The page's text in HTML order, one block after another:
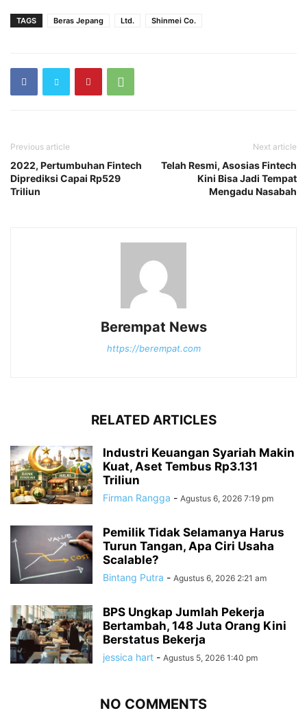
TAGS Beras Jepang Ltd. Shinmei Co.
Previous article
2022, Pertumbuhan Fintech
Diprediksi Capai Rp529
Triliun
Next article
Telah Resmi, Asosias Fintech
Kini Bisa Jadi Tempat
Mengadu Nasabah
Berempat News
https://berempat.com
RELATED ARTICLES
Industri Keuangan Syariah Makin
Kuat, Aset Tembus Rp3.131
Triliun
Firman Rangga - Agustus 6, 2026 7:19 pm
Pemilik Tidak Selamanya Harus
Turun Tangan, Apa Ciri Usaha
Scalable?
Bintang Putra - Agustus 6, 2026 2:21 am
BPS Ungkap Jumlah Pekerja
Bertambah, 148 Juta Orang Kini
Berstatus Bekerja
jessica hart - Agustus 5, 2026 1:40 pm
NO COMMENTS